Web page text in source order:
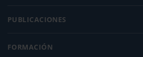
PUBLICACIONES
FORMACIÓN